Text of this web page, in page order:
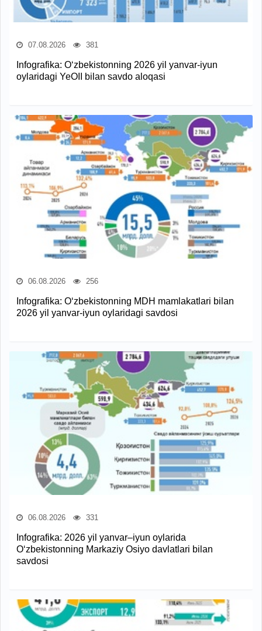
07.08.2026 381
Infografika: O‘zbekistonning 2026 yil yanvar-iyun
oylaridagi YeOII bilan savdo aloqasi
06.08.2026 256
Infografika: O‘zbekistonning MDH mamlakatlari bilan
2026 yil yanvar-iyun oylaridagi savdosi
06.08.2026 331
Infografika: 2026 yil yanvar–iyun oylarida
O‘zbekistonning Markaziy Osiyo davlatlari bilan
savdosi